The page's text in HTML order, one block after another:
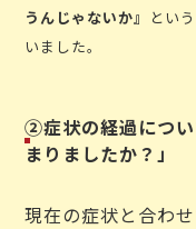
うんじゃないか』
とい
いました。
②症状の経過につ
まりましたか？」
現在の症状と合わ